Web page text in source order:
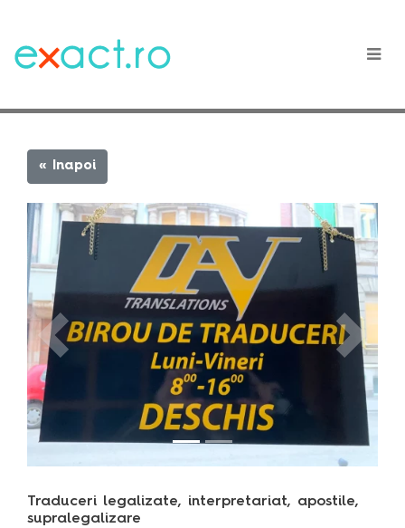
« Inapoi
Previous Next
Traduceri legalizate, interpretariat, apostile,
supralegalizare